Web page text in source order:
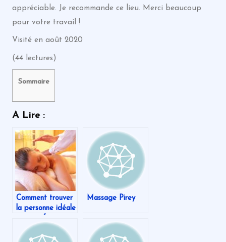
appréciable. Je recommande ce lieu. Merci beaucoup
pour votre travail !
Visité en août 2020
(44 lectures)
Sommaire
A Lire :
Comment trouver
la personne idéale
masser ?
Massage Pirey